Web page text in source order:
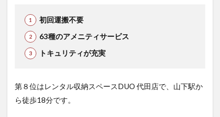
初回運搬不要
63種のアメニティサービス
トキュリティが充実
第８位はレンタル収納スペースDUO 代田店で、山下駅か
ら徒歩18分です。